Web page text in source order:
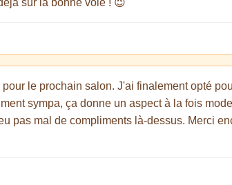
sur la bonne voie ! 😉
le prochain salon. J'ai finalement opté
sympa, ça donne un aspect à la fois
pas mal de compliments là-dessus. Merci